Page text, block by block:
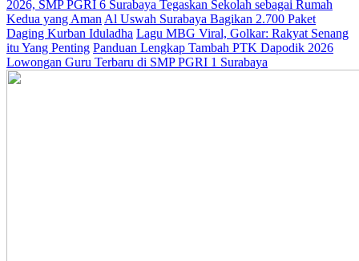
2026, SMP PGRI 6 Surabaya Tegaskan Sekolah sebagai Rumah
Kedua yang Aman Al Uswah Surabaya Bagikan 2.700 Paket
Daging Kurban Iduladha Lagu MBG Viral, Golkar: Rakyat Senang
itu Yang Penting Panduan Lengkap Tambah PTK Dapodik 2026
Lowongan Guru Terbaru di SMP PGRI 1 Surabaya